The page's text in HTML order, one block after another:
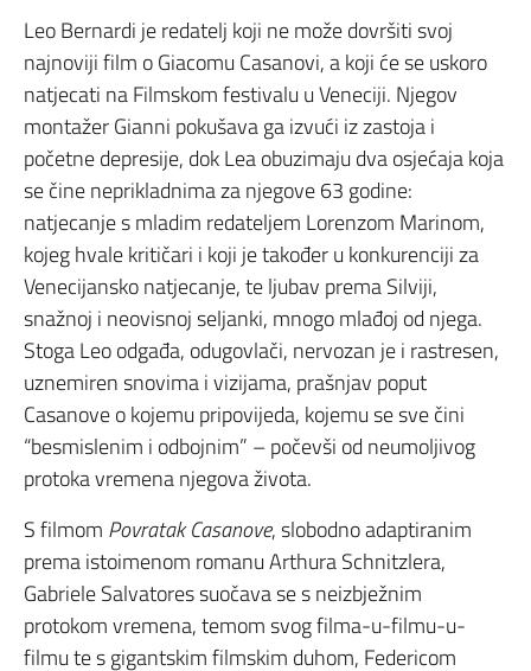
Leo Bernardi je redatelj koji ne može dovršiti svoj
najnoviji film o Giacomu Casanovi, a koji će se uskoro
natjecati na Filmskom festivalu u Veneciji. Njegov
montažer Gianni pokušava ga izvući iz zastoja i
početne depresije, dok Lea obuzimaju dva osjećaja koja
se čine neprikladnima za njegove 63 godine:
natjecanje s mladim redateljem Lorenzom Marinom,
kojeg hvale kritičari i koji je također u konkurenciji za
Venecijansko natjecanje, te ljubav prema Silviji,
snažnoj i neovisnoj seljanki, mnogo mlađoj od njega.
Stoga Leo odgađa, odugovlači, nervozan je i rastresen,
uznemiren snovima i vizijama, prašnjav poput
Casanove o kojemu pripovijeda, kojemu se sve čini
“besmislenim i odbojnim” – počevši od neumoljivog
protoka vremena njegova života.
S filmom Povratak Casanove, slobodno adaptiranim
prema istoimenom romanu Arthura Schnitzlera,
Gabriele Salvatores suočava se s neizbježnim
protokom vremena, temom svog filma-u-filmu-u-
filmu te s gigantskim filmskim duhom, Federicom